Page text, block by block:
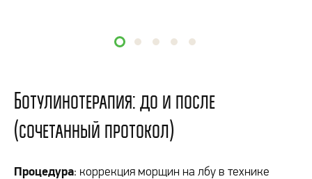
Ботулинотерапия: до и после
(сочетанный протокол)
Процедура: коррекция морщин на лбу в технике